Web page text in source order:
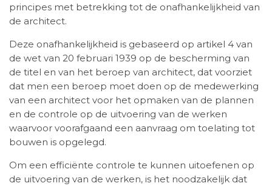
principes met betrekking tot de onafhankelijkheid van
de architect.
Deze onafhankelijkheid is gebaseerd op artikel 4 van
de wet van 20 februari 1939 op de bescherming van
de titel en van het beroep van architect, dat voorziet
dat men een beroep moet doen op de medewerking
van een architect voor het opmaken van de plannen
en de controle op de uitvoering van de werken
waarvoor voorafgaand een aanvraag om toelating tot
bouwen is opgelegd.
Om een efficiënte controle te kunnen uitoefenen op
de uitvoering van de werken, is het noodzakelijk dat